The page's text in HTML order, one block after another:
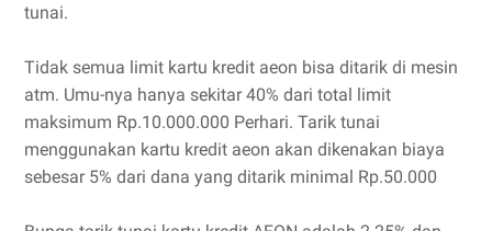
tunai.
Tidak semua limit kartu kredit aeon bisa ditarik di mesin
atm. Umu-nya hanya sekitar 40% dari total limit
maksimum Rp.10.000.000 Perhari. Tarik tunai
menggunakan kartu kredit aeon akan dikenakan biaya
sebesar 5% dari dana yang ditarik minimal Rp.50.000